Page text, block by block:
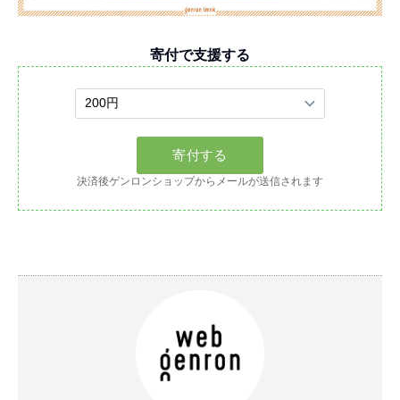
寄付で支援する
決済後ゲンロンショップからメールが送信されます